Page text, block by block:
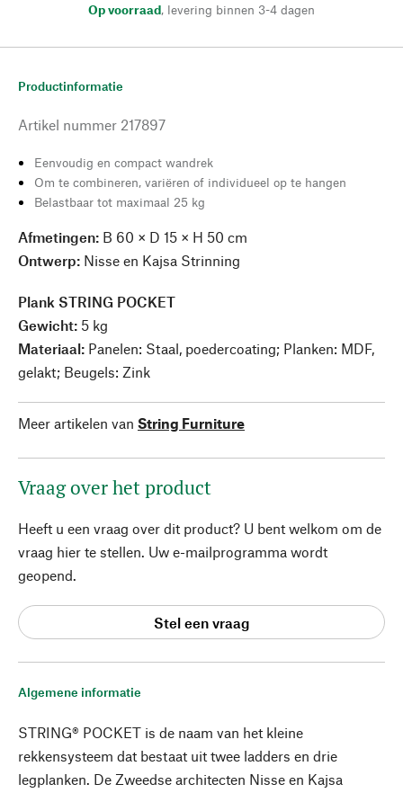
Op voorraad, levering binnen 3-4 dagen
Algemene informatie
STRING® POCKET is de naam van het kleine
rekkensysteem dat bestaat uit twee ladders en drie
legplanken. De Zweedse architecten Nisse en Kajsa
Productinformatie
Artikel nummer 217897
Eenvoudig en compact wandrek
Om te combineren, variëren of individueel op te hangen
Belastbaar tot maximaal 25 kg
Afmetingen: B 60 × D 15 × H 50 cm
Ontwerp: Nisse en Kajsa Strinning
Plank STRING POCKET
Gewicht: 5 kg
Materiaal: Panelen: Staal, poedercoating; Planken: MDF,
gelakt; Beugels: Zink
Meer artikelen van String Furniture
Vraag over het product
Heeft u een vraag over dit product? U bent welkom om de
vraag hier te stellen. Uw e-mailprogramma wordt
geopend.
Stel een vraag